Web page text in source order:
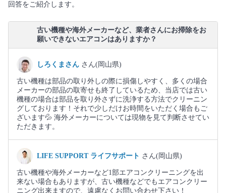
回答をご紹介します。
古い機種や海外メーカーなど、業者さんにお掃除をお
願いできないエアコンはありますか？
しろくまさん さん(岡山県)
古い機種は部品の取り外しの際に損傷しやすく、多くの場合
メーカーの部品の取寄せも終了しているため、当店では古い
機種の場合は部品を取り外さずに洗浄する方法でクリーニン
グしております！それで少しだけお時間をいただく場合もご
ざいます💦 海外メーカーについては現物を見て判断させてい
ただきます。
LIFE SUPPORT ライフサポート さん(岡山県)
古い機種や海外メーカーなど1部エアコンクリーニングを出
来ない場合もありますが、古い機種などでもエアコンクリー
ニング出来ますので、遠慮なくお問い合わせ下さい！